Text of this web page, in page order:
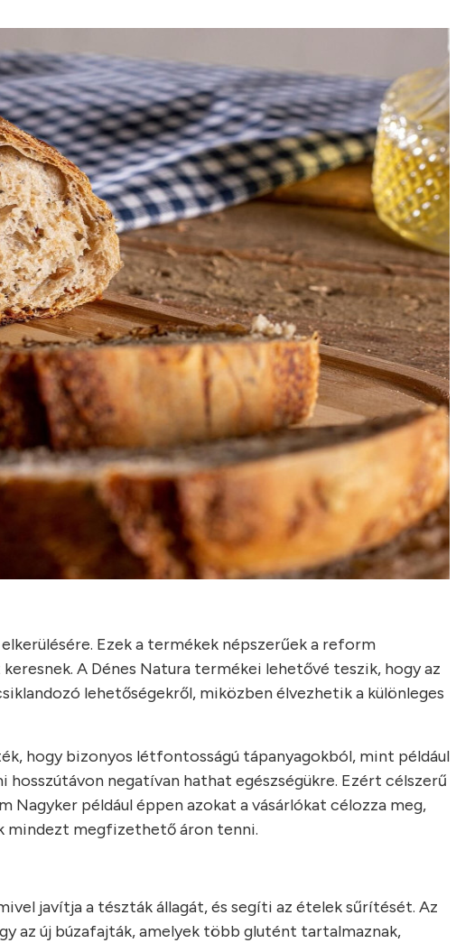
Ezek a termékek népszerűek a reform
A Dénes Natura termékei lehetővé teszik, hogy az
lehetőségekről, miközben élvezhetik a különleges
hogy bizonyos létfontosságú tápanyagokból, mint például
negatívan hathat egészségükre. Ezért célszerű
például éppen azokat a vásárlókat célozza meg,
mindezt megfizethető áron tenni.
javítja a tészták állagát, és segíti az ételek sűrítését. Az
az új búzafajták, amelyek több glutént tartalmaznak,